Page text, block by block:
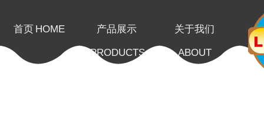
首页 HOME 产品展示
PRODUCTS
关于我们
ABOUT